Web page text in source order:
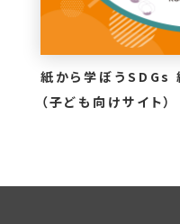
紙から学ぼうSDGs
（子ども向けサイト）